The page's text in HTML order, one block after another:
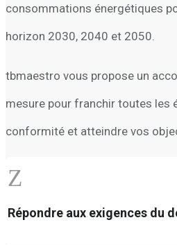
consommations énergétiques
horizon 2030, 2040 et 2050.
tbmaestro vous propose un
mesure pour franchir toutes les
conformité et atteindre vos
Z
Répondre aux exigences du